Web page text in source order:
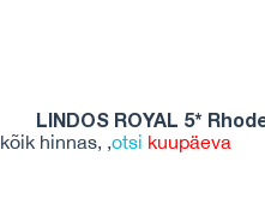
LINDOS ROYAL 5*
kõik hinnas, ,otsi kuupäeva